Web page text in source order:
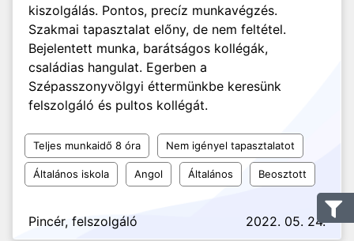
kiszolgálás. Pontos, precíz munkavégzés.
Szakmai tapasztalat előny, de nem feltétel.
Bejelentett munka, barátságos kollégák,
családias hangulat. Egerben a
Szépasszonyvölgyi éttermünkbe keresünk
felszolgáló és pultos kollégát.
Teljes munkaidő 8 óra Nem igényel tapasztalatot
Általános iskola Angol Általános Beosztott
Pincér, felszolgáló 2022. 05. 24.